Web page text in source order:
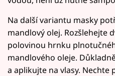
Na další variantu masky
mandlový olej. Rozšlehejte
polovinou hrnku
mandlového oleje.
a aplikujte na vlasy.